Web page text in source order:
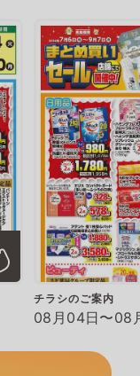
チラシのご案内
08月04日〜08